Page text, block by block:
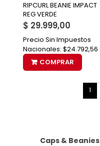
RIPCURL BEANIE IMPACT
REG VERDE
$ 29.999,00
Precio Sin Impuestos
Nacionales: $24.792,56
COMPRAR
1
Caps & Beanies